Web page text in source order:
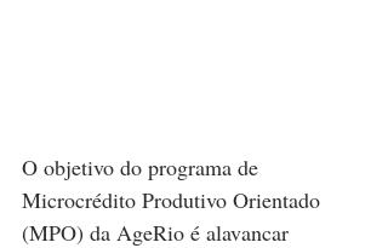
O objetivo do programa de
Microcrédito Produtivo Orientado
(MPO) da AgeRio é alavancar